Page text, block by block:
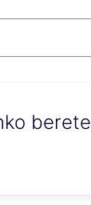
berete